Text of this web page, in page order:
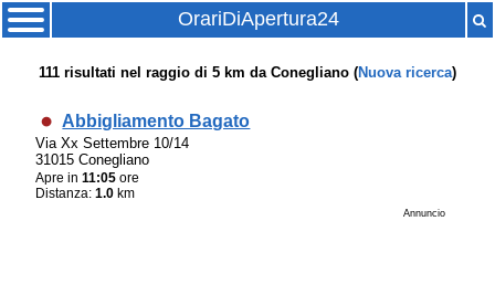
OrariDiApertura24
111 risultati nel raggio di 5 km da Conegliano (Nuova ricerca)
Abbigliamento Bagato
Via Xx Settembre 10/14
31015 Conegliano
Apre in11:05 ore
Distanza:1.0 km
Annuncio